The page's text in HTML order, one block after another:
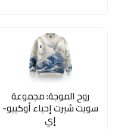
روح الموجة: مجموعة
سويت شيرت إحياء أوكييو-
إي